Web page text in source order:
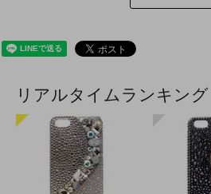
リアルタイムランキング